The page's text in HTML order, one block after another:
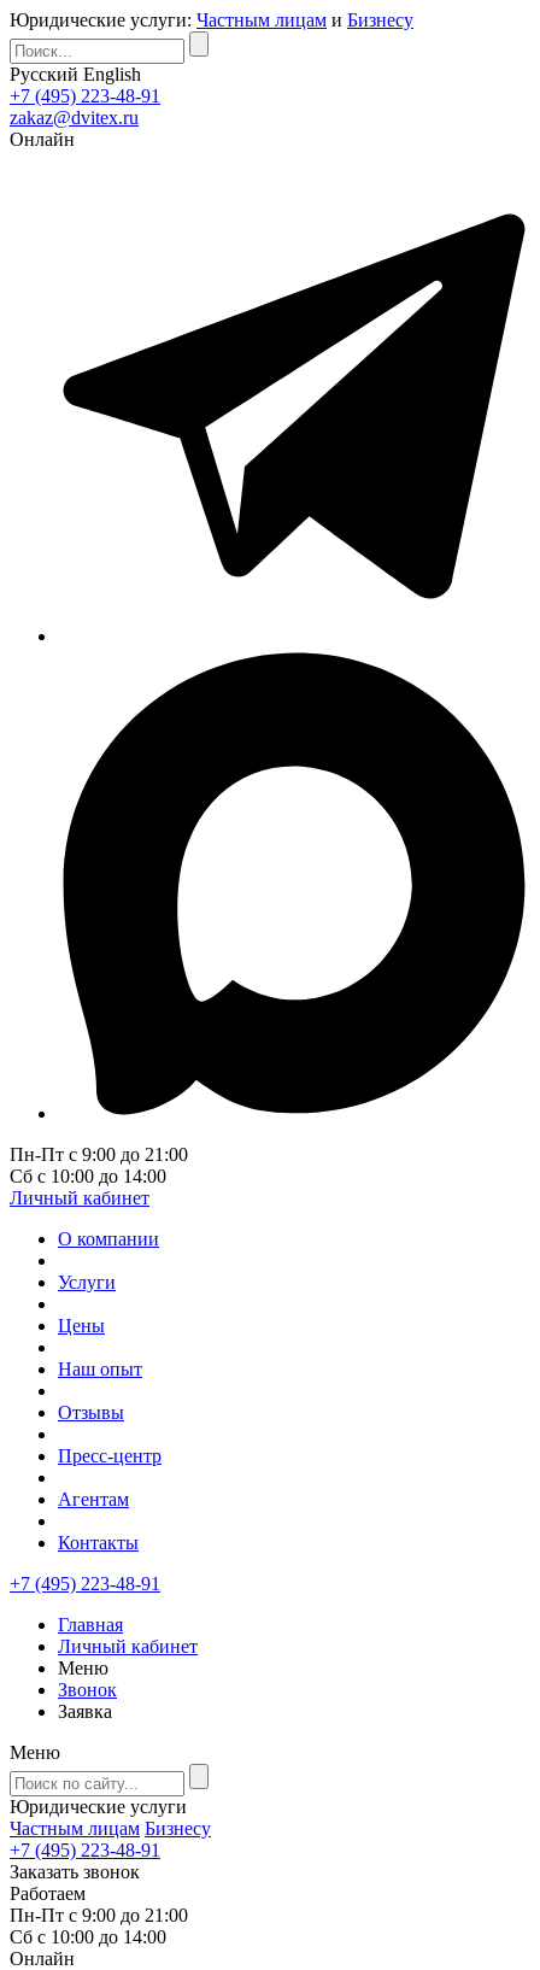
Юридические услуги: Частным лицам и Бизнесу
Русский English
+7 (495) 223-48-91
zakaz@dvitex.ru
Онлайн
Пн-Пт с 9:00 до 21:00
Сб с 10:00 до 14:00
Личный кабинет
О компании
Услуги
Цены
Наш опыт
Отзывы
Пресс-центр
Агентам
Контакты
+7 (495) 223-48-91
Главная
Личный кабинет
Меню
Звонок
Заявка
Меню
Юридические услуги
Частным лицам Бизнесу
+7 (495) 223-48-91
Заказать звонок
Работаем
Пн-Пт с 9:00 до 21:00
Сб с 10:00 до 14:00
Онлайн